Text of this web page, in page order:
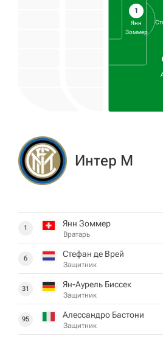
1
Янн
Зоммер
Интер М
1 Янн Зоммер
Вратарь
6 Стефан де Врей
Защитник
31 Ян-Аурель Биссек
Защитник
95 Алессандро Бастони
Защитник